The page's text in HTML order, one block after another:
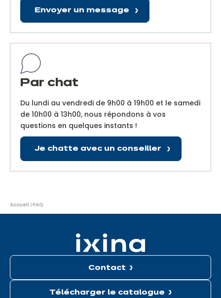
Envoyer un message
Par chat
Du lundi au vendredi de 9h00 à 19h00 et le samedi
de 10h00 à 13h00, nous répondons à vos
questions en quelques instants !
Je chatte avec un conseiller
Vous
êtes
Accueil FAQ
Contact
Télécharger le catalogue